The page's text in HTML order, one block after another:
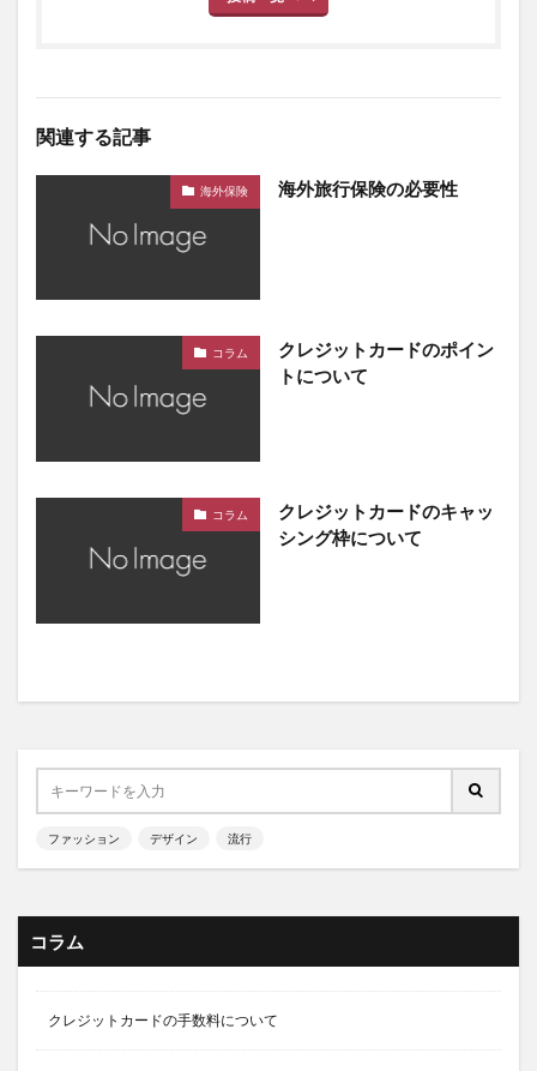
関連する記事
海外保険 海外旅行保険の必要性
コラム
クレジットカードのポイン
トについて
コラム
クレジットカードのキャッ
シング枠について
ファッション デザイン 流行
コラム
クレジットカードの手数料について